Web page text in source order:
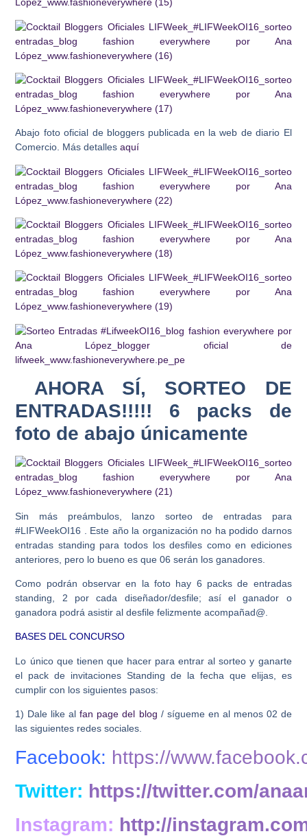
Abajo foto oficial de bloggers publicada en la web de diario El
Comercio. Más detallesaquí
AHORA SÍ, SORTEO DE
ENTRADAS!!!!! 6 packs de
foto de abajo únicamente
Sin más preámbulos, lanzo sorteo de entradas para
#LIFWeekOI16 . Este año la organización no ha podido darnos
entradas standing para todos los desfiles como en ediciones
anteriores, pero lo bueno es que 06 serán los ganadores.
Como podrán observar en la foto hay 6 packs de entradas
standing, 2 por cada diseñador/desfile; así el ganador o
ganadora podrá asistir al desfile felizmente acompañad@.
BASES DEL CONCURSO
Lo único que tienen que hacer para entrar al sorteo y ganarte
el pack de invitaciones Standing de la fecha que elijas, es
cumplir con los siguientes pasos:
1) Dale like alfan page del blog / sígueme en al menos 02 de
las siguientes redes sociales.
Facebook: https://
Twitter: https://twitter.com/
Instagram: http://